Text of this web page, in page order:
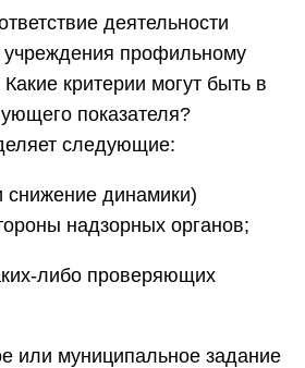
деятельности
учреждения профильному
Какие критерии могут быть в
показателя?
следующие:
снижение динамики)
надзорных органов;
либо проверяющих
или муниципальное задание